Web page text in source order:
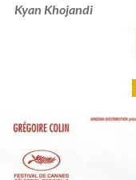
Kyan Khojandi